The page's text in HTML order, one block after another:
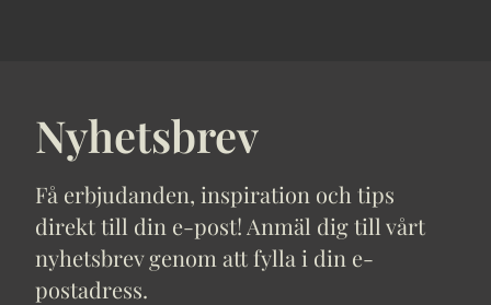
Nyhetsbrev
Få erbjudanden, inspiration och tips
direkt till din e-post! Anmäl dig till vårt
nyhetsbrev genom att fylla i din e-
postadress.